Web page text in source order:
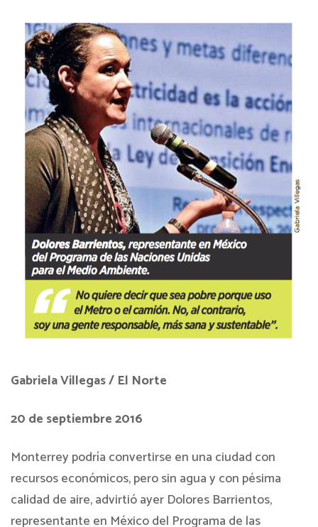
Gabriela Villegas / El Norte
20 de septiembre 2016
Monterrey podría convertirse en una ciudad con
recursos económicos, pero sin agua y con pésima
calidad de aire, advirtió ayer Dolores Barrientos,
representante en México del Programa de las